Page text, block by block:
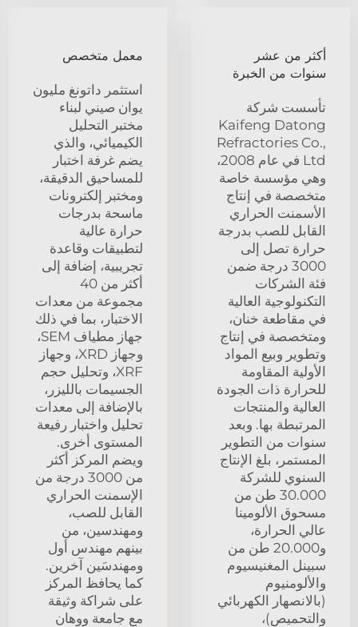
أكثر من عشر
سنوات من الخبرة
تأسست شركة
Kaifeng Datong
Refractories Co.,
Ltd في عام 2008،
وهي مؤسسة خاصة
متخصصة في إنتاج
الأسمنت الحراري
القابل للصب بدرجة
حرارة تصل إلى
3000 درجة ضمن
فئة الشركات
التكنولوجية العالية
في مقاطعة خنان،
ومتخصصة في إنتاج
وتطوير وبيع المواد
الأولية المقاومة
للحرارة ذات الجودة
العالية والمنتجات
المرتبطة بها. وبعد
سنوات من التطوير
المستمر، بلغ الإنتاج
السنوي للشركة
30.000 طن من
مسحوق الألومينا
عالي الحرارة،
و20.000 طن من
سبينل المغنيسيوم
والألومنيوم
(بالانصهار الكهربائي
والتحميص)،
معمل متخصص
استثمر داتونغ مليون
يوان صيني لبناء
مختبر التحليل
الكيميائي، والذي
يضم غرفة اختبار
للمساحيق الدقيقة،
ومختبر إلكترونات
ماسحة بدرجات
حرارة عالية
لتطبيقات وقاعدة
تجريبية، إضافة إلى
أكثر من 40
مجموعة من معدات
الاختبار، بما في ذلك
جهاز مطياف SEM،
وجهاز XRD، وجهاز
XRF، وتحليل حجم
الجسيمات بالليزر،
بالإضافة إلى معدات
تحليل واختبار رفيعة
المستوى أخرى.
ويضم المركز أكثر
من 3000 درجة من
الإسمنت الحراري
القابل للصب،
ومهندسين، من
بينهم مهندس أول
ومهندسَين آخرين.
كما يحافظ المركز
على شراكة وثيقة
مع جامعة ووهان